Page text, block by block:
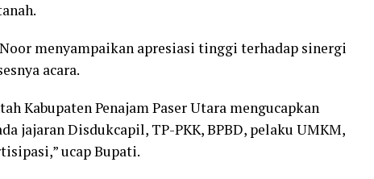
menyampaikan apresiasi tinggi terhadap sinergi
acara.
Kabupaten Penajam Paser Utara mengucapkan
jajaran Disdukcapil, TP-PKK, BPBD, pelaku UMKM,
ucap Bupati.